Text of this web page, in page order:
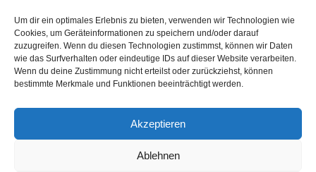
Um dir ein optimales Erlebnis zu bieten, verwenden wir Technologien wie
Cookies, um Geräteinformationen zu speichern und/oder darauf
zuzugreifen. Wenn du diesen Technologien zustimmst, können wir Daten
wie das Surfverhalten oder eindeutige IDs auf dieser Website verarbeiten.
Wenn du deine Zustimmung nicht erteilst oder zurückziehst, können
bestimmte Merkmale und Funktionen beeinträchtigt werden.
Akzeptieren
Ablehnen
Leonie Haubrich Lilly Labord Livia Pipes
Malin Blunk Marcus Hünnebeck Martin Krist
Melisa Schwermer Nele Bruun Nika Lubitsch
Noah Fitz Nora Amelie René Junge
Subina Giuletti